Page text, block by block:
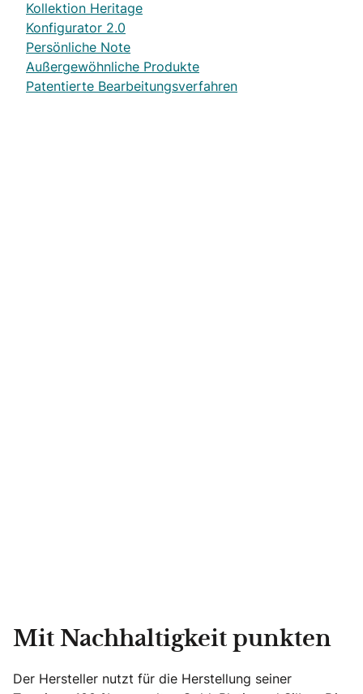
Kollektion Heritage
Konfigurator 2.0
Persönliche Note
Außergewöhnliche Produkte
Patentierte Bearbeitungsverfahren
Mit Nachhaltigkeit punkten
Der Hersteller nutzt für die Herstellung seiner